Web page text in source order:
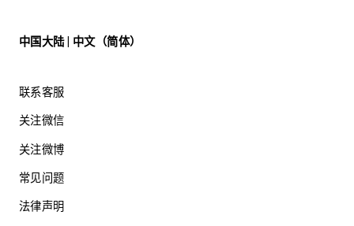
中国大陆 | 中文（简体）
联系客服
关注微信
关注微博
常见问题
法律声明